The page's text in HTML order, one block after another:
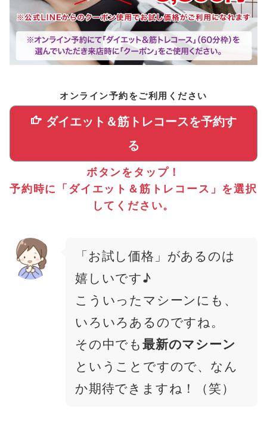
オンライン予約をご利用ください
ダイエット＆筋トレコースを予約す
る
ボタンをタップ！
予約時に「ダイエット＆筋トレコース」を選択
してください。
「お試し価格」があるのは
嬉しいです♪
こういったマシーンにも、
いろいろあるのですね。
その中でも 最新のマシーン
ということですので、なん
か期待できますね！（笑）